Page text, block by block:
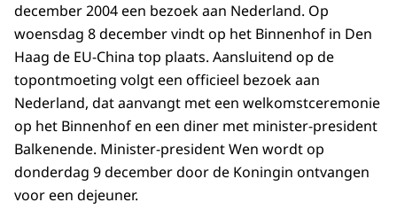
december 2004 een bezoek aan Nederland. Op
woensdag 8 december vindt op het Binnenhof in Den
Haag de EU-China top plaats. Aansluitend op de
topontmoeting volgt een officieel bezoek aan
Nederland, dat aanvangt met een welkomstceremonie
op het Binnenhof en een diner met minister-president
Balkenende. Minister-president Wen wordt op
donderdag 9 december door de Koningin ontvangen
voor een dejeuner.